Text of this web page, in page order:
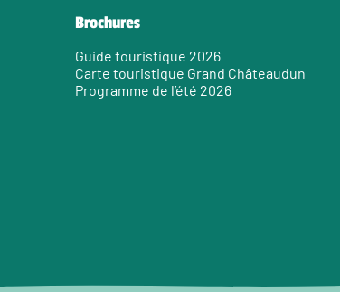
Brochures
Guide touristique 2026
Carte touristique Grand Châteaudun
Programme de l’été 2026